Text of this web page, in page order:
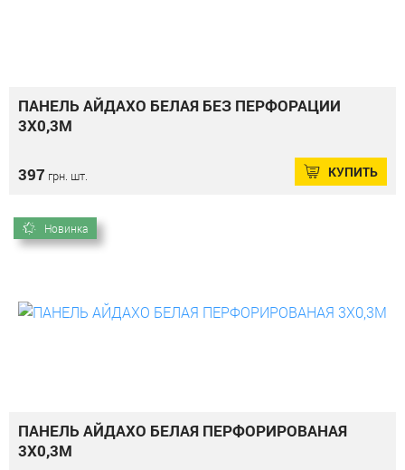
ПАНЕЛЬ АЙДАХО БЕЛАЯ БЕЗ ПЕРФОРАЦИИ
3Х0,3М
397 грн. шт. КУПИТЬ
Новинка
ПАНЕЛЬ АЙДАХО БЕЛАЯ ПЕРФОРИРОВАНАЯ
3Х0,3М